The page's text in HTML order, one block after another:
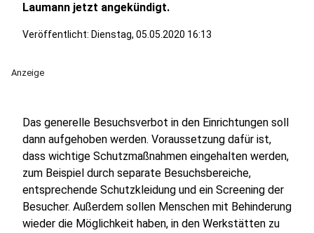
Laumann jetzt angekündigt.
Veröffentlicht: Dienstag, 05.05.2020 16:13
Anzeige
Das generelle Besuchsverbot in den Einrichtungen soll
dann aufgehoben werden. Voraussetzung dafür ist,
dass wichtige Schutzmaßnahmen eingehalten werden,
zum Beispiel durch separate Besuchsbereiche,
entsprechende Schutzkleidung und ein Screening der
Besucher. Außerdem sollen Menschen mit Behinderung
wieder die Möglichkeit haben, in den Werkstätten zu